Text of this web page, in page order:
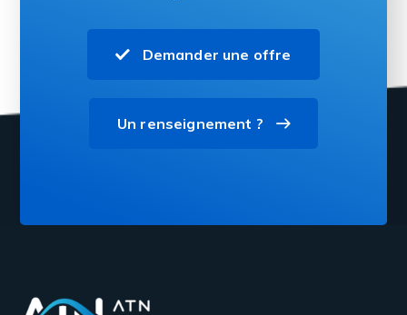
Demander une offre
Un renseignement ?